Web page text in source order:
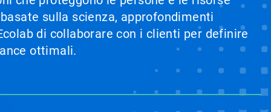
sulla scienza, approfondimenti
di collaborare con i clienti per definire
ottimali.